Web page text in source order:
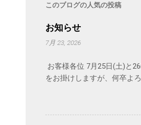
このブログの人気の投稿
お知らせ
7月 23, 2026
お客様各位 7月25日(土)と
をお掛けしますが、何卒よ